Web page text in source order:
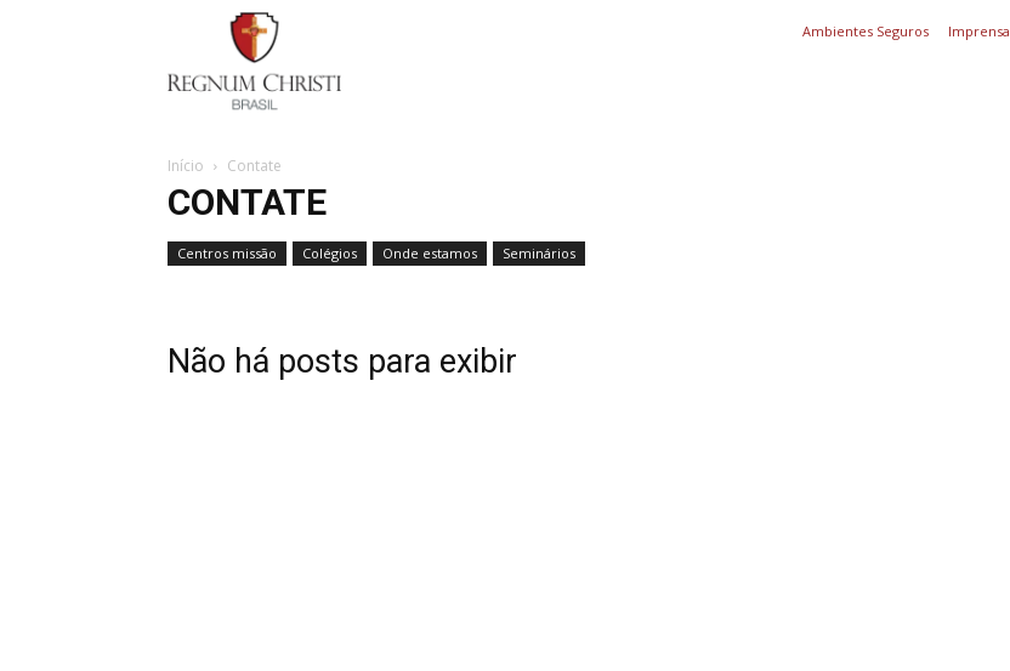
Regnum
Ambientes Seguros Imprensa
Início Contate
CONTATE
Centros missão Colégios Onde estamos Seminários
Não há posts para exibir